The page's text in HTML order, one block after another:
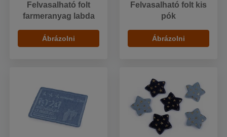
Felvasalható folt
farmeranyag labda
Ábrázolni
Felvasalható folt kis
pók
Ábrázolni